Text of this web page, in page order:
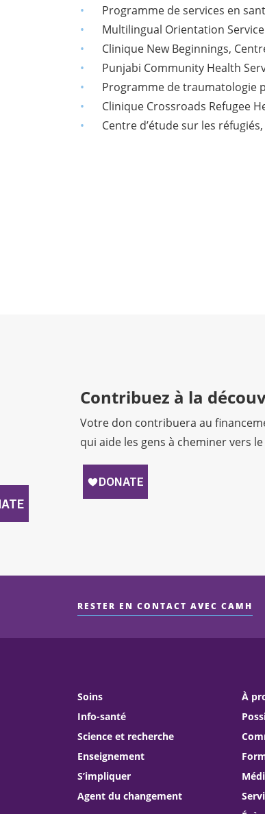
Programme de services en
Multilingual Orientation
Clinique New Beginnings,
Punjabi Community Health
Programme de traumatologie
Clinique Crossroads Refugee
Centre d’étude sur les
Contribuez à la
Votre don contribuera au
qui aide les gens à cheminer vers
RESTER EN CONTACT AVEC CAMH
Soins
Info-santé
Science et recherche
Enseignement
S’impliquer
Agent du changement
À